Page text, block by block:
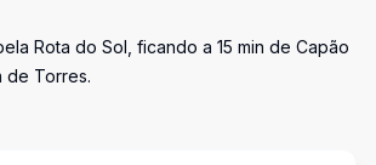
Rota do Sol, ficando a 15 min de Capão
de Torres.